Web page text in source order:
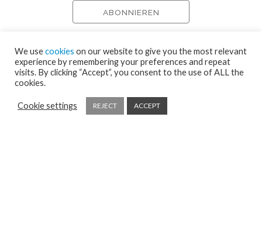
We usecookies on our website to give you the most relevant
experience by remembering your preferences and repeat
visits. By clicking “Accept”, you consent to the use of ALL the
cookies.
Cookie settings REJECT ACCEPT